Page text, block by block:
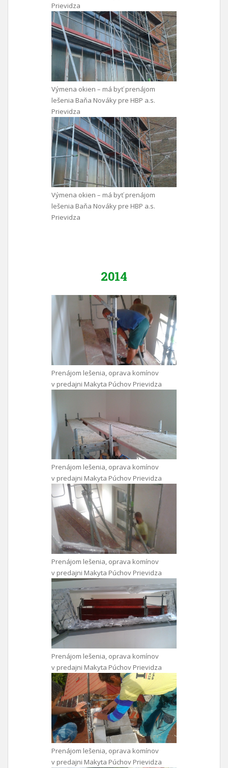
Prievidza
Výmena okien – má byť prenájom
lešenia Baňa Nováky pre HBP a.s.
Prievidza
Výmena okien – má byť prenájom
lešenia Baňa Nováky pre HBP a.s.
Prievidza
2014
Prenájom lešenia, oprava komínov
v predajni Makyta Púchov Prievidza
Prenájom lešenia, oprava komínov
v predajni Makyta Púchov Prievidza
Prenájom lešenia, oprava komínov
v predajni Makyta Púchov Prievidza
Prenájom lešenia, oprava komínov
v predajni Makyta Púchov Prievidza
Prenájom lešenia, oprava komínov
v predajni Makyta Púchov Prievidza